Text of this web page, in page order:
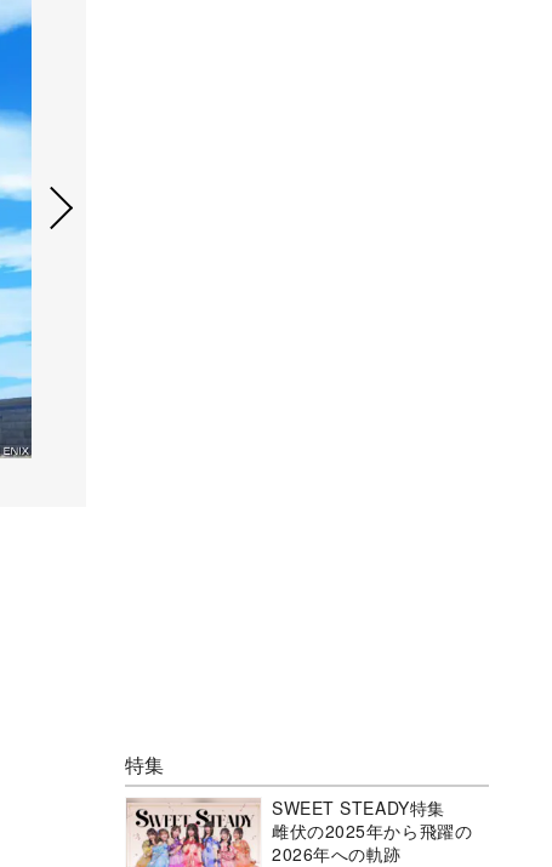
特集
SWEET STEADY特集
雌伏の2025年から飛躍の
2026年への軌跡